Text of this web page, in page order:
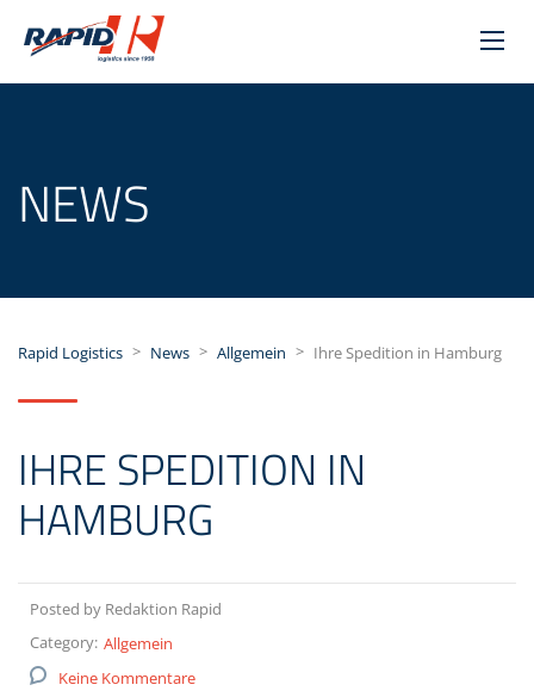
NEWS
Rapid Logistics > News > Allgemein > Ihre Spedition in Hamburg
IHRE SPEDITION IN
HAMBURG
Posted by Redaktion Rapid
Category: Allgemein
Keine Kommentare